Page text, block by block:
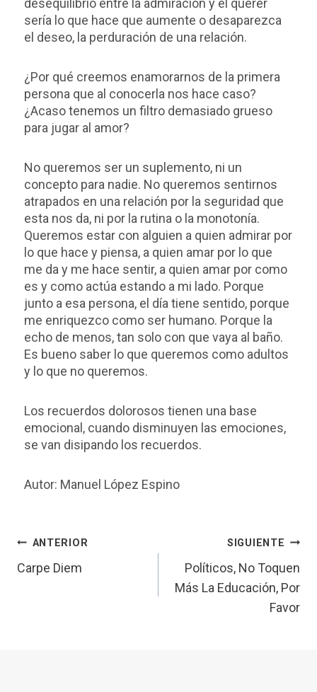
desequilibrio entre la admiración y el querer
sería lo que hace que aumente o desaparezca
el deseo, la perduración de una relación.
¿Por qué creemos enamorarnos de la primera
persona que al conocerla nos hace caso?
¿Acaso tenemos un filtro demasiado grueso
para jugar al amor?
No queremos ser un suplemento, ni un
concepto para nadie. No queremos sentirnos
atrapados en una relación por la seguridad que
esta nos da, ni por la rutina o la monotonía.
Queremos estar con alguien a quien admirar por
lo que hace y piensa, a quien amar por lo que
me da y me hace sentir, a quien amar por como
es y como actúa estando a mi lado. Porque
junto a esa persona, el día tiene sentido, porque
me enriquezco como ser humano. Porque la
echo de menos, tan solo con que vaya al baño.
Es bueno saber lo que queremos como adultos
y lo que no queremos.
Los recuerdos dolorosos tienen una base
emocional, cuando disminuyen las emociones,
se van disipando los recuerdos.
Autor: Manuel López Espino
ANTERIOR
Carpe Diem
SIGUIENTE
Políticos, No Toquen
Más La Educación, Por
Favor